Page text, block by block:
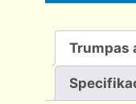
Trumpas